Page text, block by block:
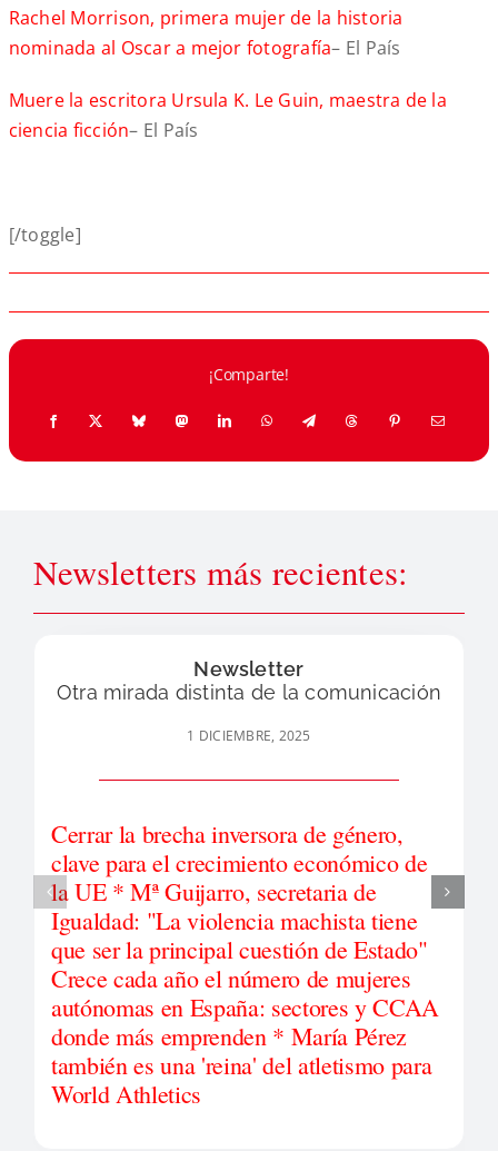
Rachel Morrison, primera mujer de la historia
nominada al Oscar a mejor fotografía– El País
Muere la escritora Ursula K. Le Guin, maestra de la
ciencia ficción– El País
[/toggle]
¡Comparte!
Newsletters más recientes:
Newsletter
Otra mirada distinta de la comunicación
1 DICIEMBRE, 2025
Cerrar la brecha inversora de género,
clave para el crecimiento económico de
la UE * Mª Guijarro, secretaria de
Igualdad: "La violencia machista tiene
que ser la principal cuestión de Estado"
Crece cada año el número de mujeres
autónomas en España: sectores y CCAA
donde más emprenden * María Pérez
también es una 'reina' del atletismo para
World Athletics